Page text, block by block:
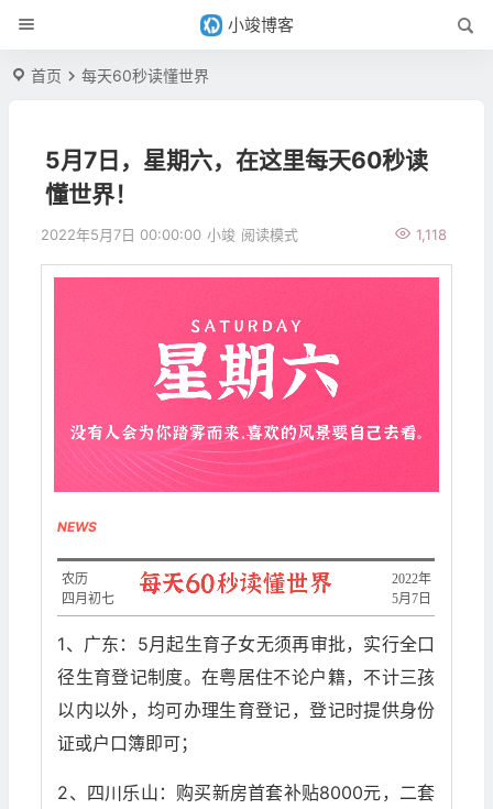
小竣博客
首页 每天60秒读懂世界
5月7日，星期六，在这里每天60秒读
懂世界！
2022年5月7日 00:00:00 小竣 1,118
阅读模式
NEWS
2022年
5月7日
农历
四月初七
1、广东：5月起生育子女无须再审批，实行全口
径生育登记制度。在粤居住不论户籍，不计三孩
以内以外，均可办理生育登记，登记时提供身份
证或户口簿即可；
2、四川乐山：购买新房首套补贴8000元，二套